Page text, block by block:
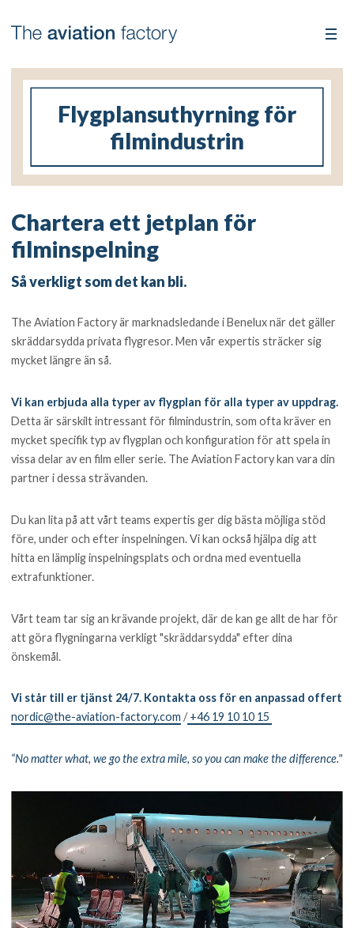
Flygplansuthyrning för
filmindustrin
Chartera ett jetplan för
filminspelning
Så verkligt som det kan bli.
The Aviation Factory är marknadsledande i Benelux när det gäller
skräddarsydda privata flygresor. Men vår expertis sträcker sig
mycket längre än så.
Vi kan erbjuda alla typer av flygplan för alla typer av uppdrag.
Detta är särskilt intressant för filmindustrin, som ofta kräver en
mycket specifik typ av flygplan och konfiguration för att spela in
vissa delar av en film eller serie. The Aviation Factory kan vara din
partner i dessa strävanden.
Du kan lita på att vårt teams expertis ger dig bästa möjliga stöd
före, under och efter inspelningen. Vi kan också hjälpa dig att
hitta en lämplig inspelningsplats och ordna med eventuella
extrafunktioner.
Vårt team tar sig an krävande projekt, där de kan ge allt de har för
att göra flygningarna verkligt "skräddarsydda" efter dina
önskemål.
Vi står till er tjänst 24/7. Kontakta oss för en anpassad offert
nordic@the-aviation-factory.com /+46 19 10 10 15
“No matter what, we go the extra mile, so you can make the difference."